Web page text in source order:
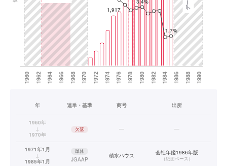
年 連単・基準 商号 出所
1960年
↓
1970年
欠落 — —
1971年1月
↓
1985年1月
単体
JGAAP
積水ハウス 会社年鑑1986年版
（紙面ベース）